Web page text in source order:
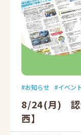
お知らせ イベン
8/24(月) 認
西】